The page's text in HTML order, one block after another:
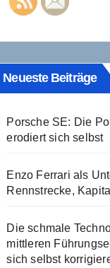
Neueste Beiträge
Porsche SE: Die
erodiert sich selbst
Enzo Ferrari als
Rennstrecke,
Die schmale
mittleren
sich selbst